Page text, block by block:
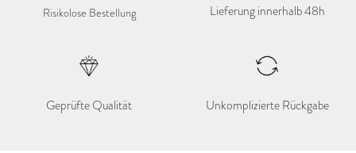
Risikolose Bestellung Lieferung innerhalb 48h
Geprüfte Qualität Unkomplizierte Rückgabe